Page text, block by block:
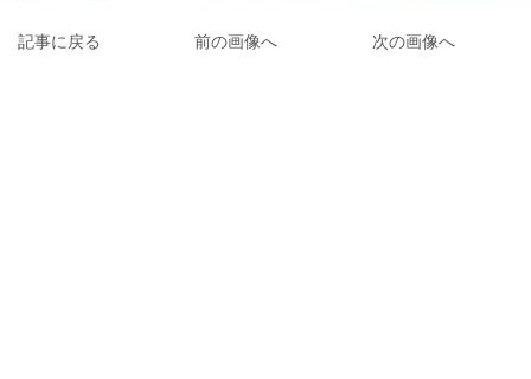
記事に戻る 前の画像へ 次の画像へ